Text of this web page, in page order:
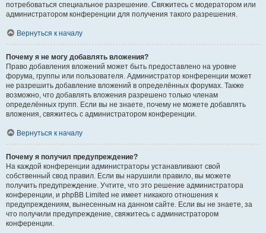
потребоваться специальное разрешение. Свяжитесь с модератором или
администратором конференции для получения такого разрешения.
Вернуться к началу
Почему я не могу добавлять вложения?
Право добавления вложений может быть предоставлено на уровне
форума, группы или пользователя. Администратор конференции может
не разрешить добавление вложений в определённых форумах. Также
возможно, что добавлять вложения разрешено только членам
определённых групп. Если вы не знаете, почему не можете добавлять
вложения, свяжитесь с администратором конференции.
Вернуться к началу
Почему я получил предупреждение?
На каждой конференции администраторы устанавливают свой
собственный свод правил. Если вы нарушили правило, вы можете
получить предупреждение. Учтите, что это решение администратора
конференции, и phpBB Limited не имеет никакого отношения к
предупреждениям, вынесенным на данном сайте. Если вы не знаете, за
что получили предупреждение, свяжитесь с администратором
конференции.